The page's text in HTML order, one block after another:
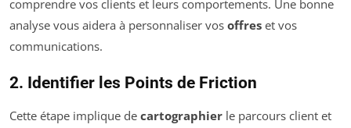
comprendre vos clients et leurs comportements. Une bonne
analyse vous aidera à personnaliser vos offres et vos
communications.
2. Identifier les Points de Friction
Cette étape implique de cartographier le parcours client et